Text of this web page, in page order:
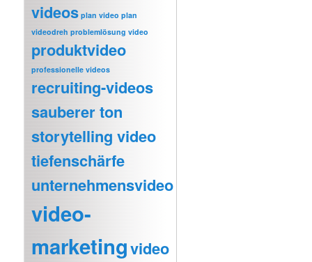
videos plan video plan
videodreh problemlösung video
produktvideo
professionelle videos
recruiting-videos
sauberer ton
storytelling video
tiefenschärfe
unternehmensvideo
video-
marketingvideo